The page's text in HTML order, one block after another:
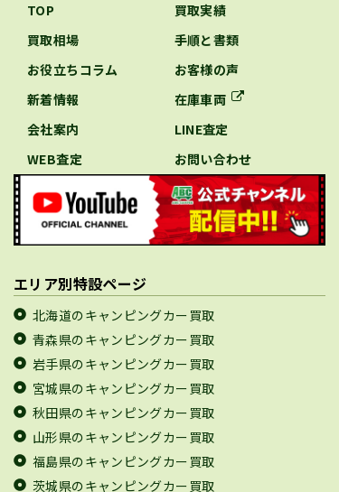
TOP
買取実績
買取相場
手順と書類
お役立ちコラム
お客様の声
新着情報
在庫車両
会社案内
LINE査定
WEB査定
お問い合わせ
エリア別特設ページ
北海道のキャンピングカー買取
青森県のキャンピングカー買取
岩手県のキャンピングカー買取
宮城県のキャンピングカー買取
秋田県のキャンピングカー買取
山形県のキャンピングカー買取
福島県のキャンピングカー買取
茨城県のキャンピングカー買取